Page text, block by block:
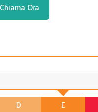
Chiama Ora
D E